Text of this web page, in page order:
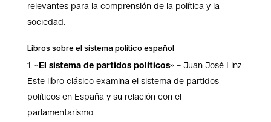
relevantes para la comprensión de la política y la
sociedad.
Libros sobre el sistema político español
«El sistema de partidos políticos» – Juan José Linz:
Este libro clásico examina el sistema de partidos
políticos en España y su relación con el
parlamentarismo.